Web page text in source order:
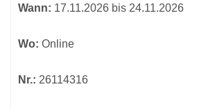
Wann: 17.11.2026 bis 24.11.2026
Wo: Online
Nr.: 26114316